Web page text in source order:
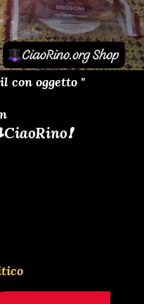
con oggetto "